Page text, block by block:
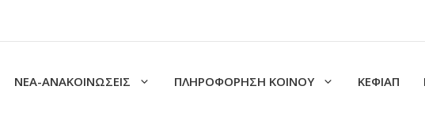
ΝΕΑ-ΑΝΑΚΟΙΝΩΣΕΙΣ ΠΛΗΡΟΦΟΡΗΣΗ ΚΟΙΝΟΥ ΚΕΦΙΑΠ